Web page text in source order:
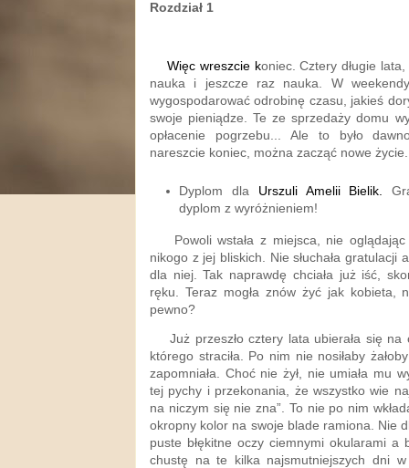
Rozdział 1
Więc wreszcie koniec. Cztery długie
nauka i jeszcze raz nauka. W
wygospodarować odrobinę czasu, jakieś
swoje pieniądze. Te ze sprzedaży domu
opłacenie pogrzebu... Ale to było
nareszcie koniec, można zacząć nowe życie.
Dyplom dla Urszuli Amelii Bielik.
dyplom z wyróżnieniem!
Powoli wstała z miejsca, nie
nikogo z jej bliskich. Nie słuchała gratulacji
dla niej. Tak naprawdę chciała już iść,
ręku. Teraz mogła znów żyć jak kobieta,
pewno?
Już przeszło cztery lata ubierała się
którego straciła. Po nim nie nosiłaby
zapomniała. Choć nie żył, nie umiała mu
tej pychy i przekonania, że wszystko wie
na niczym się nie zna”. To nie po nim
okropny kolor na swoje blade ramiona. Nie
puste błękitne oczy ciemnymi okularami a
chustę na te kilka najsmutniejszych dni